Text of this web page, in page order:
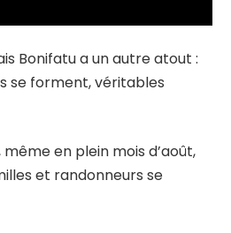
Bonifatu a un autre atout :
se forment, véritables
même en plein mois d’août,
et randonneurs se